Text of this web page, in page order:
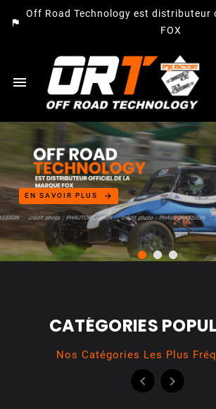
assistant_photo
Off Road Technology est distributeur
FOX

EN SAVOIR PLUS arrow_forward
CATÉGORIES
Nos Catégories Les Plus
 